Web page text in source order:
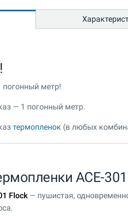
погонный метр!
— 1 погонный метр.
термопленок (в любых
ACE-
Flock — пушистая,